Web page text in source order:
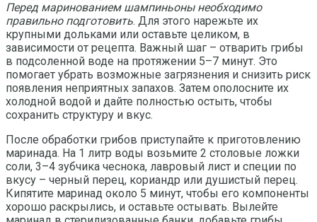
Перед маринованием шампиньоны необходимо
правильно подготовить. Для этого нарежьте их
крупными дольками или оставьте целиком, в
зависимости от рецепта. Важный шаг – отварить грибы
в подсоленной воде на протяжении 5–7 минут. Это
помогает убрать возможные загрязнения и снизить риск
появления неприятных запахов. Затем ополосните их
холодной водой и дайте полностью остыть, чтобы
сохранить структуру и вкус.
После обработки грибов приступайте к приготовлению
маринада. На 1 литр воды возьмите 2 столовые ложки
соли, 3–4 зубчика чеснока, лавровый лист и специи по
вкусу – черный перец, кориандр или душистый перец.
Кипятите маринад около 5 минут, чтобы его компоненты
хорошо раскрылись, и оставьте остывать. Вылейте